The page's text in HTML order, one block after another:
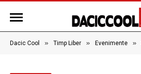
Dacic Cool » Timp Liber » Evenimente »